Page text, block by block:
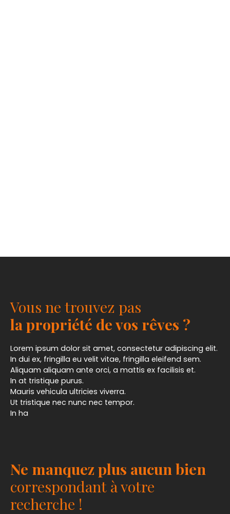
Vous ne trouvez pas
la propriété de vos rêves ?
Lorem ipsum dolor sit amet, consectetur adipiscing elit.
In dui ex, fringilla eu velit vitae, fringilla eleifend sem.
Aliquam aliquam ante orci, a mattis ex facilisis et.
In at tristique purus.
Mauris vehicula ultricies viverra.
Ut tristique nec nunc nec tempor.
In ha
Ne manquez plus aucun bien
correspondant à votre
recherche !